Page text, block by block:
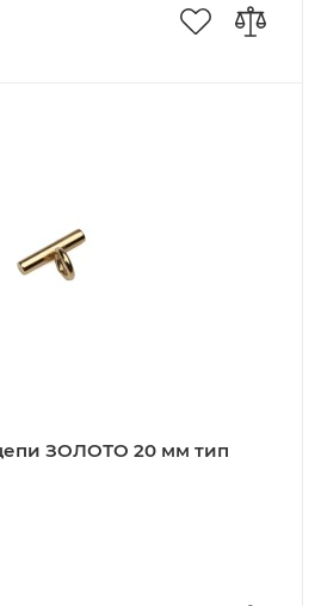
ЗОЛОТО 20 мм тип